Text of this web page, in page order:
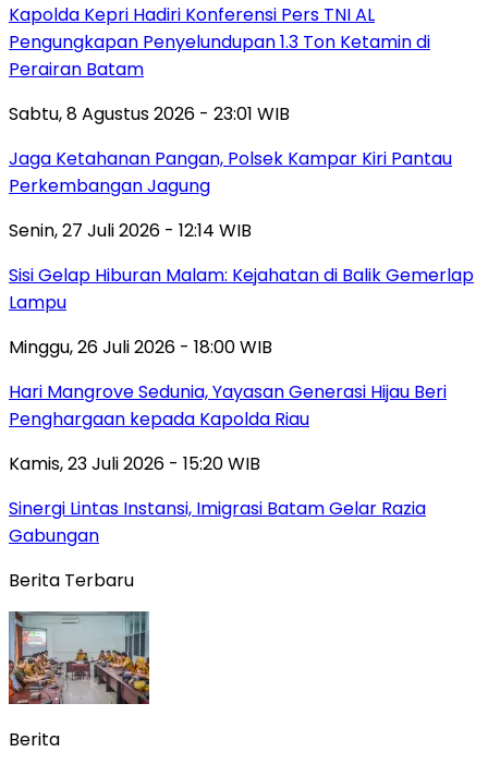
Kapolda Kepri Hadiri Konferensi Pers TNI AL
Pengungkapan Penyelundupan 1.3 Ton Ketamin di
Perairan Batam
Sabtu, 8 Agustus 2026 - 23:01 WIB
Jaga Ketahanan Pangan, Polsek Kampar Kiri Pantau
Perkembangan Jagung
Senin, 27 Juli 2026 - 12:14 WIB
Sisi Gelap Hiburan Malam: Kejahatan di Balik Gemerlap
Lampu
Minggu, 26 Juli 2026 - 18:00 WIB
Hari Mangrove Sedunia, Yayasan Generasi Hijau Beri
Penghargaan kepada Kapolda Riau
Kamis, 23 Juli 2026 - 15:20 WIB
Sinergi Lintas Instansi, Imigrasi Batam Gelar Razia
Gabungan
Berita Terbaru
Berita